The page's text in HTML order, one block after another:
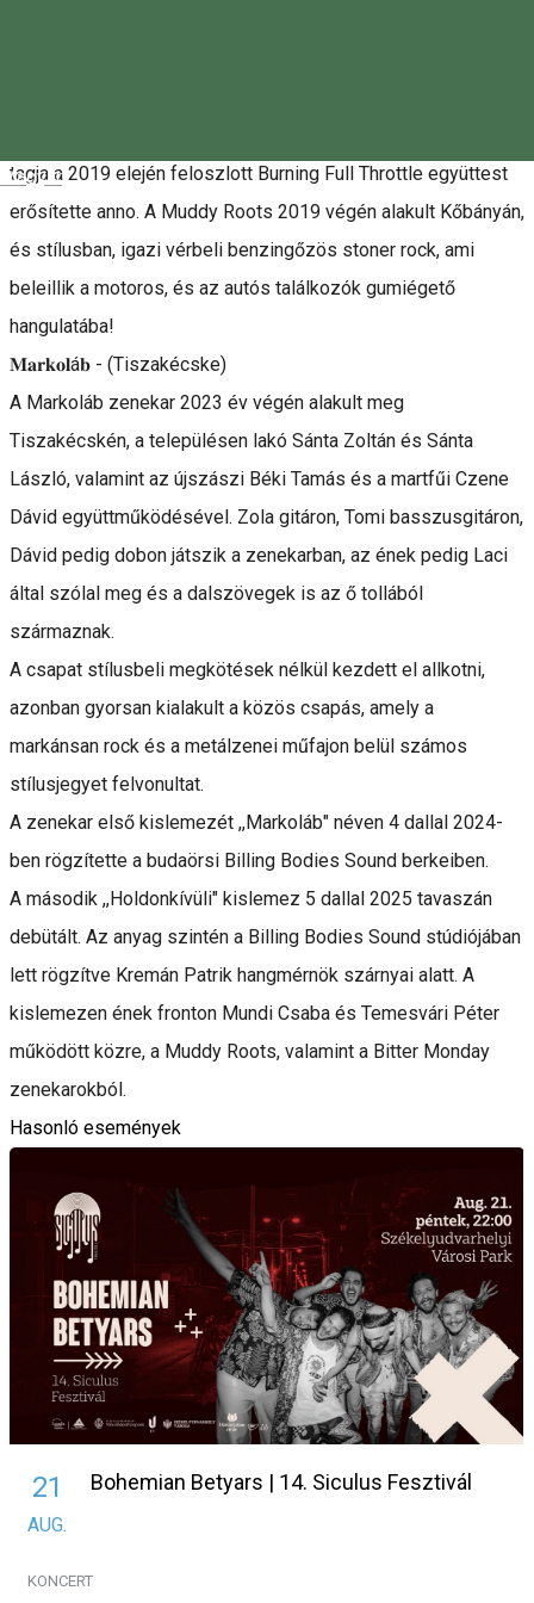
Magyar
tagja a 2019 elején feloszlott Burning Full Throttle együttest
erősítette anno. A Muddy Roots 2019 végén alakult Kőbányán,
és stílusban, igazi vérbeli benzingőzös stoner rock, ami
beleillik a motoros, és az autós találkozók gumiégető
hangulatába!
𝐌𝐚𝐫𝐤𝐨𝐥á𝐛 - (Tiszakécske)
A Markoláb zenekar 2023 év végén alakult meg
Tiszakécskén, a településen lakó Sánta Zoltán és Sánta
László, valamint az újszászi Béki Tamás és a martfűi Czene
Dávid együttműködésével. Zola gitáron, Tomi basszusgitáron,
Dávid pedig dobon játszik a zenekarban, az ének pedig Laci
által szólal meg és a dalszövegek is az ő tollából
származnak.
A csapat stílusbeli megkötések nélkül kezdett el allkotni,
azonban gyorsan kialakult a közös csapás, amely a
markánsan rock és a metálzenei műfajon belül számos
stílusjegyet felvonultat.
A zenekar első kislemezét ,,Markoláb" néven 4 dallal 2024-
ben rögzítette a budaörsi Billing Bodies Sound berkeiben.
A második ,,Holdonkívüli" kislemez 5 dallal 2025 tavaszán
debütált. Az anyag szintén a Billing Bodies Sound stúdiójában
lett rögzítve Kremán Patrik hangmérnök szárnyai alatt. A
kislemezen ének fronton Mundi Csaba és Temesvári Péter
működött közre, a Muddy Roots, valamint a Bitter Monday
zenekarokból.
Hasonló események
21
AUG.
Bohemian Betyars | 14. Siculus Fesztivál
KONCERT